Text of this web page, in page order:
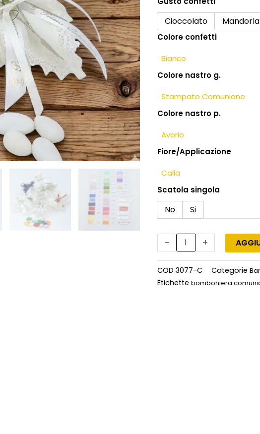
Cioccolato Mandorla
Colore confetti
Colore nastro g.
Colore nastro p.
Fiore/Applicazione
Scatola singola
No Si
-
Bomboniera
comunione
con
spiga
grano
e
centrino
quantità
+
COD3077-C Categorie
Etichette bomboniera